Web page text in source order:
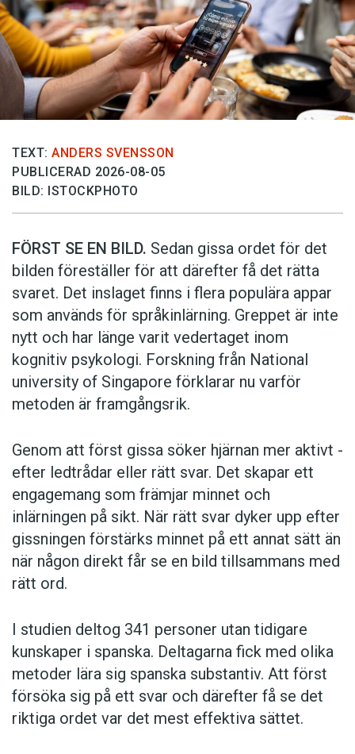
TEXT: ANDERS SVENSSON
PUBLICERAD 2026-08-05
BILD: ISTOCKPHOTO
FÖRST SE EN BILD. Sedan gissa ordet för det
bilden föreställer för att därefter få det rätta
svaret. Det inslaget finns i flera populära appar
som används för språkinlärning. Greppet är inte
nytt och har länge varit vedertaget inom
kognitiv psykologi. Forskning från National
university of Singa­pore förklarar nu varför
metoden är framgångsrik.
Genom att först gissa ­söker hjärnan mer aktivt ­
efter ledtrådar eller rätt svar. Det skapar ett
engagemang som främjar minnet och
inlärningen på sikt. När rätt svar dyker upp efter
gissningen förstärks minnet på ett annat sätt än
när någon direkt får se en bild tillsammans med
rätt ord.
I studien deltog 341 personer utan tidigare
kunskaper i spanska. Deltagarna fick med olika
metoder lära sig spanska substantiv. Att först
försöka sig på ett svar och därefter få se det
riktiga ordet var det mest effektiva sättet.